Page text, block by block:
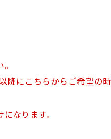
降にこちらからご希望の
なります。